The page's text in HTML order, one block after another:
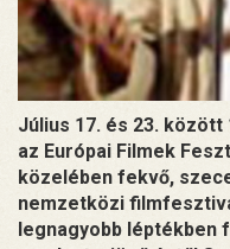
Július 17. és 23.
az Európai Filmek
közelében fekvő,
nemzetközi
legnagyobb léptékben